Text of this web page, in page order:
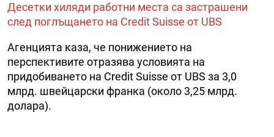
Десетки хиляди работни места са застрашени
след поглъщането на Credit Suisse от UBS
Агенцията каза, че понижението на
перспективите отразява условията на
придобиването на Credit Suisse от UBS за 3,0
млрд. швейцарски франка (около 3,25 млрд.
долара).